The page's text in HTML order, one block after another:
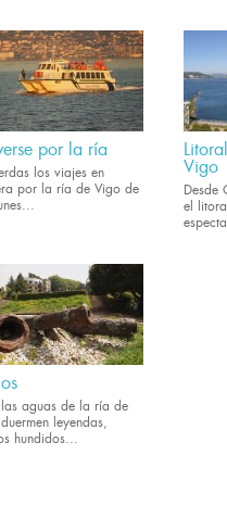
por la ría
los viajes en
por la ría de Vigo de
Vigo
Desde
el
aguas de la ría de
leyendas,
hundidos...